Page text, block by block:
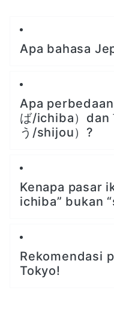
Apa bahasa
Apa perbedaan
ば/ichiba）dan
う/shijou）?
Kenapa pasar
ichiba” bukan
Rekomendasi
Tokyo!